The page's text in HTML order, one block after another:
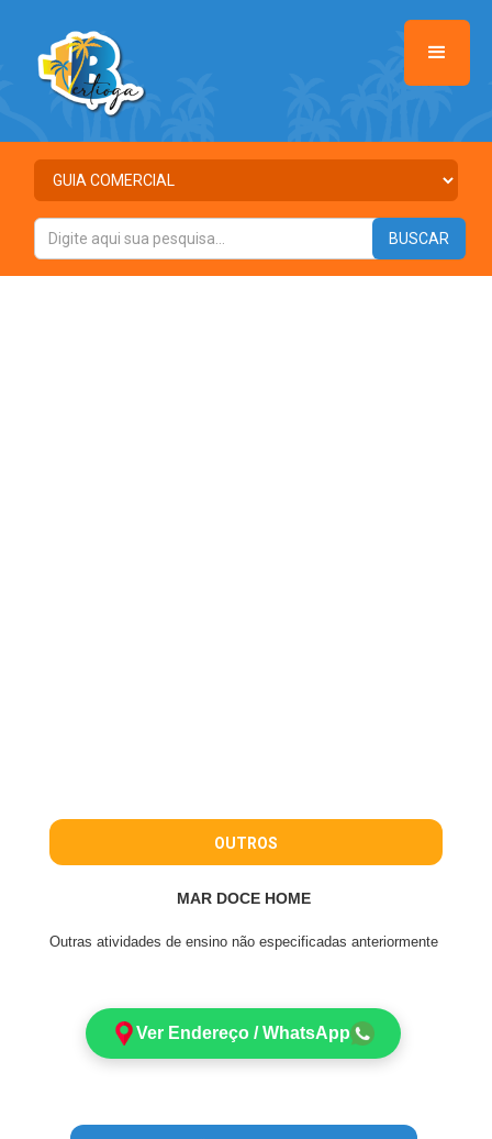
OUTROS
MAR DOCE HOME
Outras atividades de ensino não especificadas anteriormente
Ver Endereço / WhatsApp